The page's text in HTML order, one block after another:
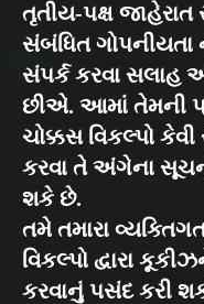
તૃતીય-પક્ષ જાહેરાત
સંબંધિત ગોપનીયતા
સંપર્ક કરવા સલાહ
છીએ. આમાં તેમની
ચોક્કસ વિકલ્પો
કરવા તે અંગેના
શકે છે.
તમે તમારા
વિકલ્પો દ્વારા
કરવાનું પસંદ કરી